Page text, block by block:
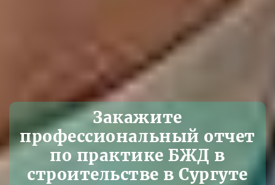
Закажите
профессиональный отчет
по практике БЖД в
строительстве в Сургуте